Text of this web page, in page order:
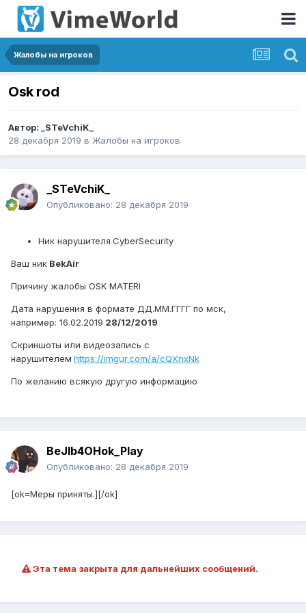
Жалобы на игроков
Osk rod
Автор: _STeVchiK_
28 декабря 2019 в Жалобы на игроков
_STeVchiK_
Опубликовано: 28 декабря 2019
Ник нарушителя CyberSecurity
Ваш ник BekAir
Причину жалобы OSK MATERI
Дата нарушения в формате ДД.ММ.ГГГГ по мск,
например: 16.02.2019 28/12/2019
Скриншоты или видеозапись с
нарушителем https://imgur.com/a/cQXnxNk
По желанию всякую другую информацию
BeJIb4OHok_Play
Опубликовано: 28 декабря 2019
[ok=Меры приняты.][/ok]
Эта тема закрыта для дальнейших сообщений.